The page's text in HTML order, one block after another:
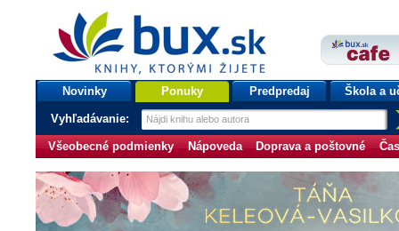
bux.sk
knihy, ktorými žijete
Úvodná stránka
Novinky Ponuky Predpredaj Škola a
Vyhľadávanie:
Všeobecné podmienky Nápoveda Doprava a poštovné